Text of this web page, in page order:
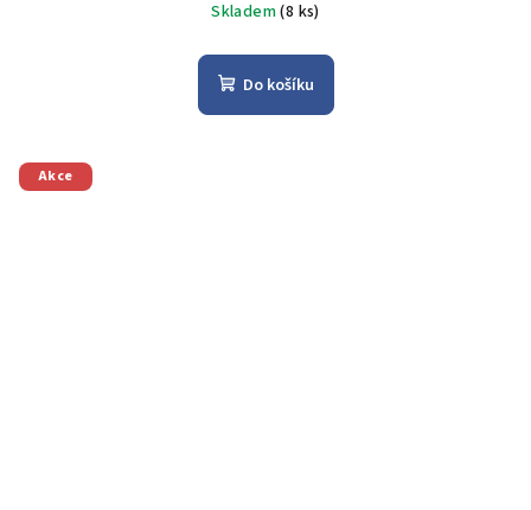
Skladem(8 ks)
Do košíku
Akce